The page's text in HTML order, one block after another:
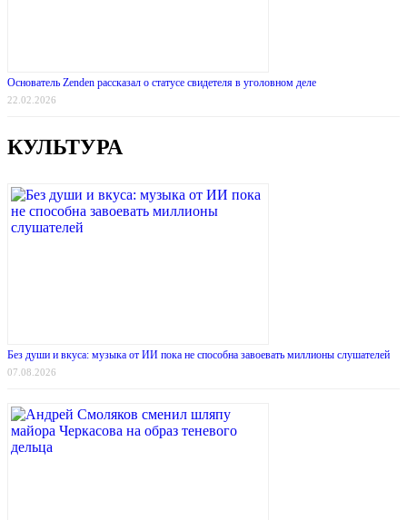
Основатель Zenden рассказал о статусе свидетеля в уголовном деле
22.02.2026
КУЛЬТУРА
Без души и вкуса: музыка от ИИ пока не способна завоевать миллионы слушателей
07.08.2026